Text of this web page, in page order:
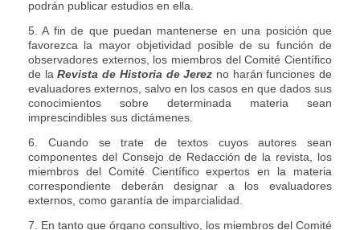
podrán publicar estudios en ella.
5. A fin de que puedan mantenerse en una posición que
favorezca la mayor objetividad posible de su función de
observadores externos, los miembros del Comité Científico
de laRevista de Historia de Jerez no harán funciones de
evaluadores externos, salvo en los casos en que dados sus
conocimientos sobre determinada materia sean
imprescindibles sus dictámenes.
6. Cuando se trate de textos cuyos autores sean
componentes del Consejo de Redacción de la revista, los
miembros del Comité Científico expertos en la materia
correspondiente deberán designar a los evaluadores
externos, como garantía de imparcialidad.
7. En tanto que órgano consultivo, los miembros del Comité